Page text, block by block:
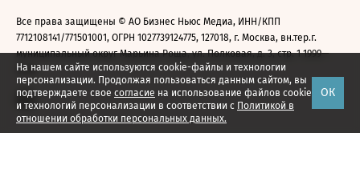
На нашем сайте используются cookie-файлы и технологии
персонализации. Продолжая пользоваться данным сайтом, вы
подтверждаете свое согласие на использование файлов cookie
и технологий персонализации в соответствии с Политикой в
отношении обработки персональных данных.
ОК
Все права защищены © АО Бизнес Ньюс Медиа, ИНН/КПП
7712108141/771501001, ОГРН 1027739124775, 127018, г. Москва, вн.тер.г.
муниципальный округ Марьина Роща, ул. Полковая, д. 3, стр. 1 1999—
2026